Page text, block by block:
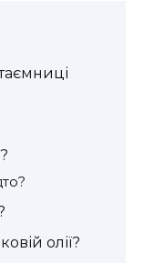
олії?